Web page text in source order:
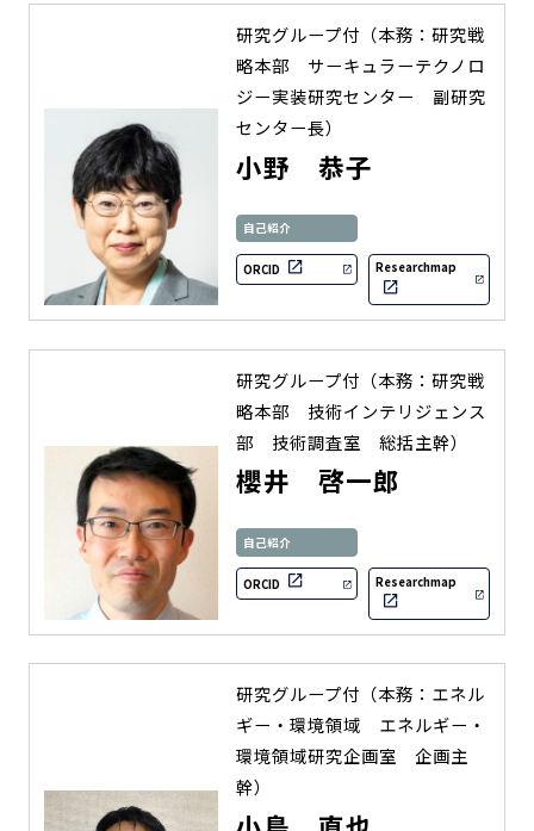
研究グループ付（本務：研究戦
略本部 サーキュラーテクノロ
ジー実装研究センター 副研究
センター長）
小野 恭子
自己紹介
ORCID Researchmap
研究グループ付（本務：研究戦
略本部 技術インテリジェンス
部 技術調査室 総括主幹）
櫻井 啓一郎
自己紹介
ORCID Researchmap
研究グループ付（本務：エネル
ギー・環境領域 エネルギー・
環境領域研究企画室 企画主
幹）